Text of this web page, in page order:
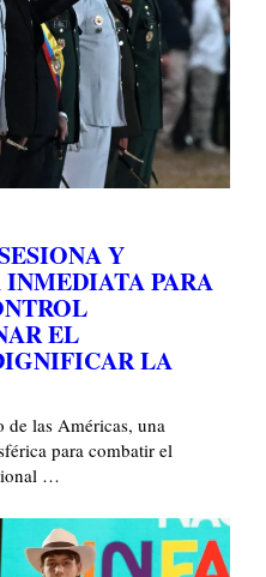
Y
PARA
EL
LA
de las Américas, una
para combatir el
…